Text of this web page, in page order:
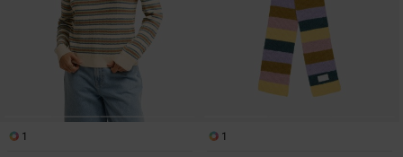
1
1